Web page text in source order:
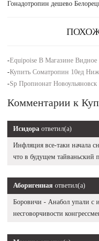
Гонадотропин дешево
-Equipoise В Магазине Видное
-Купить Cоматропин 10ед
-Sp Пропионат Новоульяновск
Комментарии к
Исидора ответил(а)
Инфляция все-таки начала
что в будущем тайваньский
Аборигенная ответил(а)
Боровичи - Анабол упали с
несговорчивости